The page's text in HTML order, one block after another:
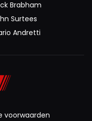
Brabham
Surtees
Andretti
voorwaarden